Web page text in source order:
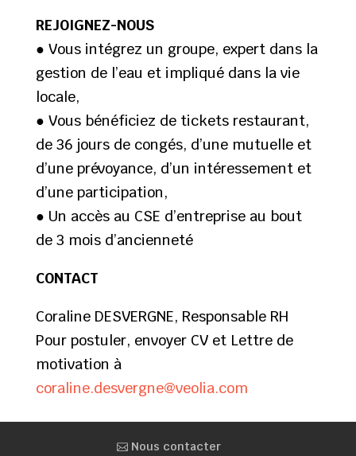
REJOIGNEZ-NOUS
● Vous intégrez un groupe, expert dans la
gestion de l’eau et impliqué dans la vie
locale,
● Vous bénéficiez de tickets restaurant,
de 36 jours de congés, d’une mutuelle et
d’une prévoyance, d’un intéressement et
d’une participation,
● Un accès au CSE d’entreprise au bout
de 3 mois d’ancienneté
CONTACT
Coraline DESVERGNE, Responsable RH
Pour postuler, envoyer CV et Lettre de
motivation à
coraline.desvergne@veolia.com
Nous contacter